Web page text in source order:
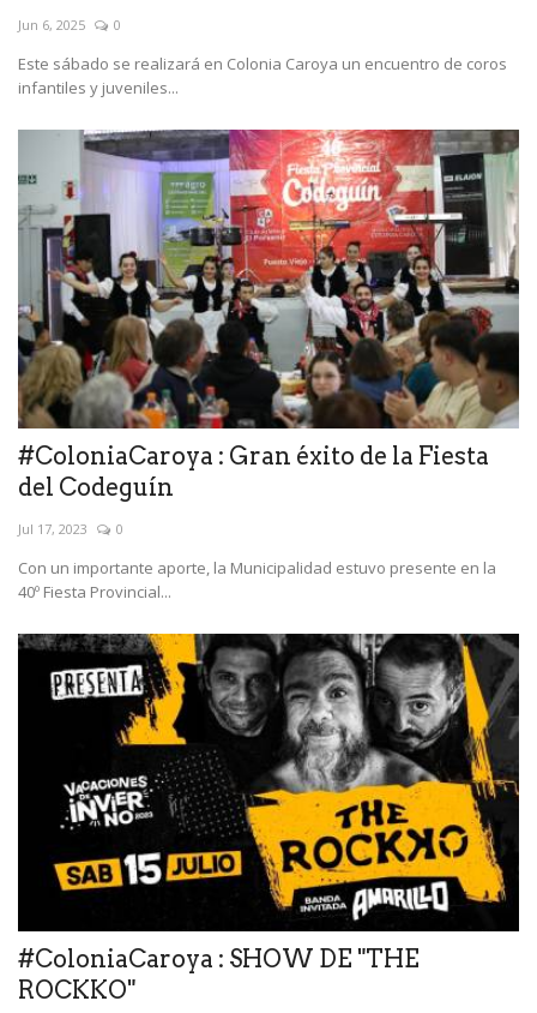
Jun 6, 2025 0
Este sábado se realizará en Colonia Caroya un encuentro de coros
infantiles y juveniles...
#ColoniaCaroya : Gran éxito de la Fiesta
del Codeguín
Jul 17, 2023 0
Con un importante aporte, la Municipalidad estuvo presente en la
40º Fiesta Provincial...
#ColoniaCaroya : SHOW DE "THE
ROCKKO"